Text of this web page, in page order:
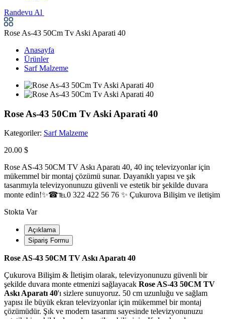
Randevu Al
Rose As-43 50Cm Tv Aski Aparati 40
Anasayfa
Ürünler
Sarf Malzeme
Rose As-43 50Cm Tv Aski Aparati 40
Kategoriler: Sarf Malzeme
20.00 $
Rose AS-43 50CM TV Askı Aparatı 40, 40 inç televizyonlar için
mükemmel bir montaj çözümü sunar. Dayanıklı yapısı ve şık
tasarımıyla televizyonunuzu güvenli ve estetik bir şekilde duvara
monte edin!✨☎℡0 322 422 56 76 ✨ Çukurova Bilişim ve iletişim
Stokta Var
Açıklama
Sipariş Formu
Rose AS-43 50CM TV Askı Aparatı 40
Çukurova Bilişim & İletişim olarak, televizyonunuzu güvenli bir
şekilde duvara monte etmenizi sağlayacak Rose AS-43 50CM TV
Askı Aparatı 40'ı sizlere sunuyoruz. 50 cm uzunluğu ve sağlam
yapısı ile büyük ekran televizyonlar için mükemmel bir montaj
çözümüdür. Şık ve modern tasarımı sayesinde televizyonunuzu